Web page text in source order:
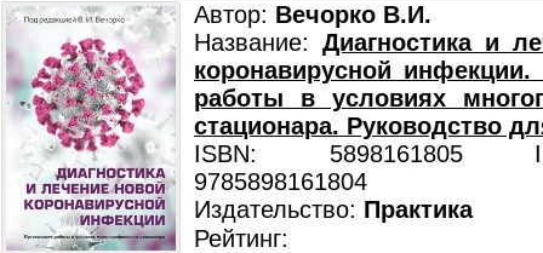
Автор: Вечорко В.И.
Название: Диагностика и
коронавирусной инфекции.
работы в условиях
стационара. Руководство
ISBN: 5898161805
9785898161804
Издательство: Практика
Рейтинг: